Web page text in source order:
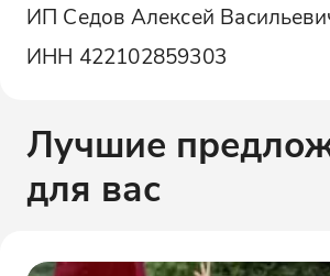
ИП Седов Алексей
ИНН 422102859303
Лучшие
для вас